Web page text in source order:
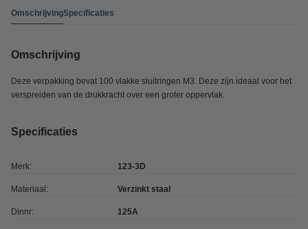
OmschrijvingSpecificaties
Omschrijving
Deze verpakking bevat 100 vlakke sluitringen M3. Deze zijn ideaal voor het
verspreiden van de drukkracht over een groter oppervlak.
Specificaties
Merk: 123-3D
Materiaal: Verzinkt staal
Dinnr: 125A